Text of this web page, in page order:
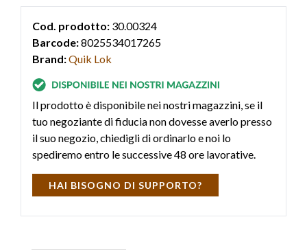
Cod. prodotto: 30.00324
Barcode:8025534017265
Brand:Quik Lok
Il prodotto è disponibile nei nostri magazzini, se il
tuo negoziante di fiducia non dovesse averlo presso
il suo negozio, chiedigli di ordinarlo e noi lo
spediremo entro le successive 48 ore lavorative.
HAI BISOGNO DI SUPPORTO?